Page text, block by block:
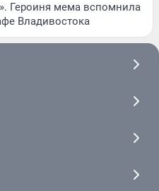
Героиня мема вспомнила
Владивостока